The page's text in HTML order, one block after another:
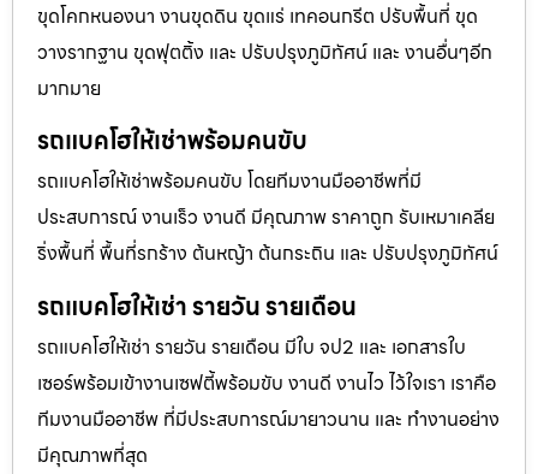
ขุดโคกหนองนา งานขุดดิน ขุดแร่ เทคอนกรีต ปรับพื้นที่ ขุด
วางรากฐาน ขุดฟุตติ้ง และ ปรับปรุงภูมิทัศน์ และ งานอื่นๆอีก
มากมาย
รถแบคโฮให้เช่าพร้อมคนขับ
รถแบคโฮให้เช่าพร้อมคนขับ โดยทีมงานมืออาชีพที่มี
ประสบการณ์ งานเร็ว งานดี มีคุณภาพ ราคาถูก รับเหมาเคลีย
ริ่งพื้นที่ พื้นที่รกร้าง ต้นหญ้า ต้นกระถิน และ ปรับปรุงภูมิทัศน์
รถแบคโฮให้เช่า รายวัน รายเดือน
รถแบคโฮให้เช่า รายวัน รายเดือน มีใบ จป2 และ เอกสารใบ
เซอร์พร้อมเข้างานเซฟตี้พร้อมขับ งานดี งานไว ไว้ใจเรา เราคือ
ทีมงานมืออาชีพ ที่มีประสบการณ์มายาวนาน และ ทำงานอย่าง
มีคุณภาพที่สุด